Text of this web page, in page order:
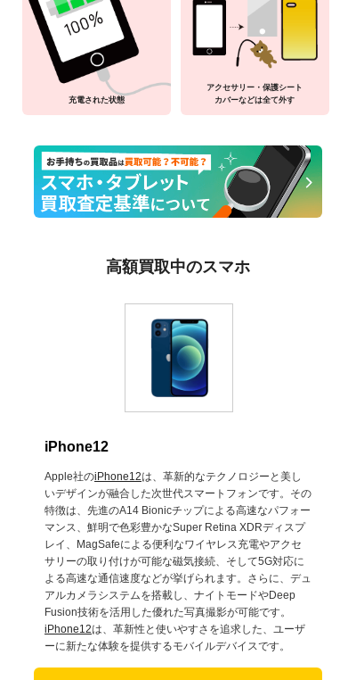
充電された状態
アクセサリー・保護シート
カバーなどは全て外す
高額買取中のスマホ
iPhone12
Apple社のiPhone12は、革新的なテクノロジーと美し
いデザインが融合した次世代スマートフォンです。その
特徴は、先進のA14 Bionicチップによる高速なパフォー
マンス、鮮明で色彩豊かなSuper Retina XDRディスプ
レイ、MagSafeによる便利なワイヤレス充電やアクセ
サリーの取り付けが可能な磁気接続、そして5G対応に
よる高速な通信速度などが挙げられます。さらに、デュ
アルカメラシステムを搭載し、ナイトモードやDeep
Fusion技術を活用した優れた写真撮影が可能です。
iPhone12は、革新性と使いやすさを追求した、ユーザ
ーに新たな体験を提供するモバイルデバイスです。